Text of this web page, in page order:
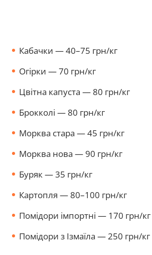
Кабачки — 40–75 грн/кг
Огірки — 70 грн/кг
Цвітна капуста — 80 грн/кг
Брокколі — 80 грн/кг
Морква стара — 45 грн/кг
Морква нова — 90 грн/кг
Буряк — 35 грн/кг
Картопля — 80–100 грн/кг
Помідори імпортні — 170 грн/кг
Помідори з Ізмаїла — 250 грн/кг